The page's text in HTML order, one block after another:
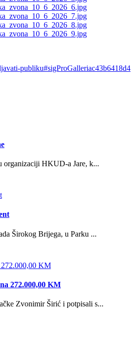
publiku#sigProGalleriac43b6418d4
organizaciji HKUD-a Jare, k...
Širokog Brijega, u Parku ...
272.000,00 KM
Zvonimir Širić i potpisali s...